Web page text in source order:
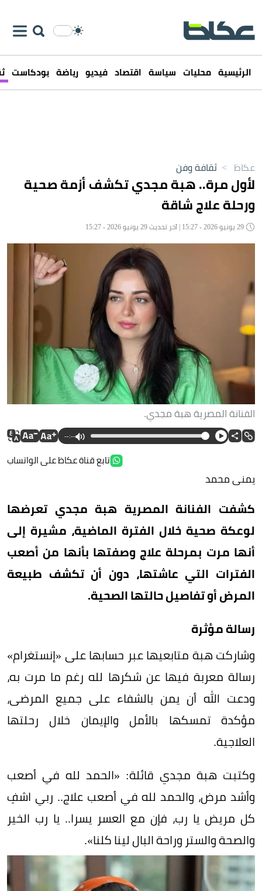
الرئيسية محليات سياسة اقتصاد فيديو رياضة بودكاست
عكاظ > ثقافة وفن
لأول مرة.. هبة مجدي تكشف أزمة صحية
ورحلة علاج شاقة
الفنانة المصرية هبة مجدي.
--:--
تابع قناة عكاظ على الواتساب
يمنى محمد
كشفت الفنانة المصرية هبة مجدي تعرضها
لوعكة صحية خلال الفترة الماضية، مشيرة إلى
أنها مرت بمرحلة علاج وصفتها بأنها من أصعب
الفترات التي عاشتها، دون أن تكشف طبيعة
المرض أو تفاصيل حالتها الصحية.
رسالة مؤثرة
وشاركت هبة متابعيها عبر حسابها على «إنستغرام»
رسالة معربة فيها عن شكرها لله رغم ما مرت به،
ودعت الله أن يمن بالشفاء على جميع المرضى،
مؤكدة تمسكها بالأمل والإيمان خلال رحلتها
العلاجية.
وكتبت هبة مجدي قائلة: «الحمد لله في أصعب
وأشد مرض، والحمد لله في أصعب علاج.. ربي اشفِ
كل مريض يا رب، فإن مع العسر يسرا.. يا رب الخير
والصحة والستر وراحة البال لينا كلنا».